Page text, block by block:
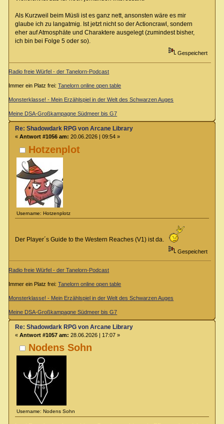
Als Kurzweil beim Müsli ist es ganz nett, ansonsten wäre es mir
glaube ich zu langatmig. Ist jetzt nicht so der Actioncrawl, sondern
eher auf Atmosphäte und Charaktere ausgelegt (zumindest bisher,
ich bin bei Folge 5 oder so).
Gespeichert
Radio freie Würfel - der Tanelorn-Podcast
Immer ein Platz frei:Tanelorn online open table
Monsterklasse! - Mein Erzählspiel in der Welt des Schwarzen Auges
Meine DSA-Großkampagne Südmeer bis G7
Hotzenplot
Username: Hotzenplotz
Re: Shadowdark RPG von Arcane Library
« Antwort #1056 am: 20.06.2026 | 09:54 »
Der Player´s Guide to the Western Reaches (V1) ist da.
Gespeichert
Radio freie Würfel - der Tanelorn-Podcast
Immer ein Platz frei:Tanelorn online open table
Monsterklasse! - Mein Erzählspiel in der Welt des Schwarzen Auges
Meine DSA-Großkampagne Südmeer bis G7
Nodens Sohn
Username: Nodens Sohn
Re: Shadowdark RPG von Arcane Library
« Antwort #1057 am: 28.06.2026 | 17:07 »